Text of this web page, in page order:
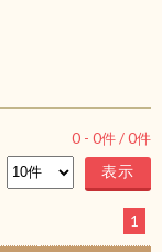
0 - 0件 /0件
1